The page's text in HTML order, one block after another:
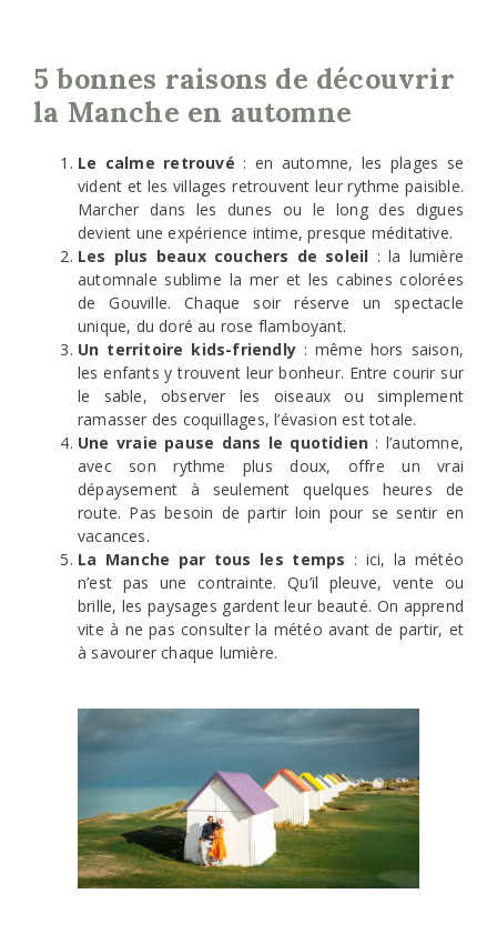
5 bonnes raisons de découvrir
la Manche en automne
Le calme retrouvé : en automne, les plages se
vident et les villages retrouvent leur rythme paisible.
Marcher dans les dunes ou le long des digues
devient une expérience intime, presque méditative.
Les plus beaux couchers de soleil : la lumière
automnale sublime la mer et les cabines colorées
de Gouville. Chaque soir réserve un spectacle
unique, du doré au rose flamboyant.
Un territoire kids-friendly: même hors saison,
les enfants y trouvent leur bonheur. Entre courir sur
le sable, observer les oiseaux ou simplement
ramasser des coquillages, l’évasion est totale.
Une vraie pause dans le quotidien : l’automne,
avec son rythme plus doux, offre un vrai
dépaysement à seulement quelques heures de
route. Pas besoin de partir loin pour se sentir en
vacances.
La Manche par tous les temps : ici, la météo
n’est pas une contrainte. Qu’il pleuve, vente ou
brille, les paysages gardent leur beauté. On apprend
vite à ne pas consulter la météo avant de partir, et
à savourer chaque lumière.